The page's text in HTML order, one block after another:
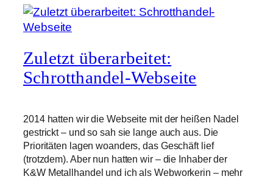
Zuletzt überarbeitet:
Schrotthandel-Webseite
2014 hatten wir die Webseite mit der heißen Nadel
gestrickt – und so sah sie lange auch aus. Die
Prioritäten lagen woanders, das Geschäft lief
(trotzdem). Aber nun hatten wir – die Inhaber der
K&W Metallhandel und ich als Webworkerin – mehr